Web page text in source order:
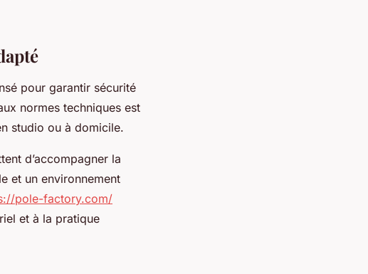
pour garantir sécurité
normes techniques est
studio ou à domicile.
d’accompagner la
et un environnement
pole-factory.com/
et à la pratique